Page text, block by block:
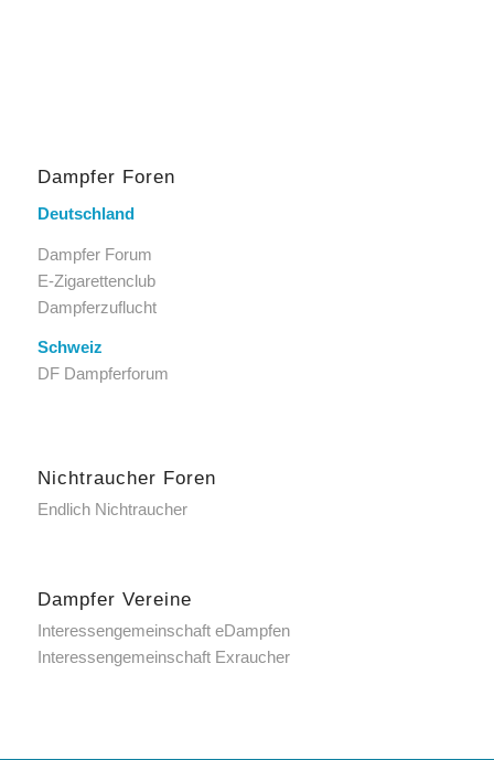
Dampfer Foren
Deutschland
Dampfer Forum
E-Zigarettenclub
Dampferzuflucht
Schweiz
DF Dampferforum
Nichtraucher Foren
Endlich Nichtraucher
Dampfer Vereine
Interessengemeinschaft eDampfen
Interessengemeinschaft Exraucher